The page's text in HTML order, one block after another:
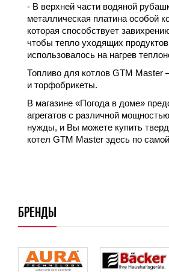
- В верхней части водяной
металлическая платина особой
которая способствует
чтобы тепло уходящих продуктов
использовалось на нагрев
Топливо для котлов GTM Master
и торфобрикеты.
В магазине «Погода в доме»
агрегатов с различной
нужды, и Вы можете купить
котел GTM Master здесь по
БРЕНДЫ